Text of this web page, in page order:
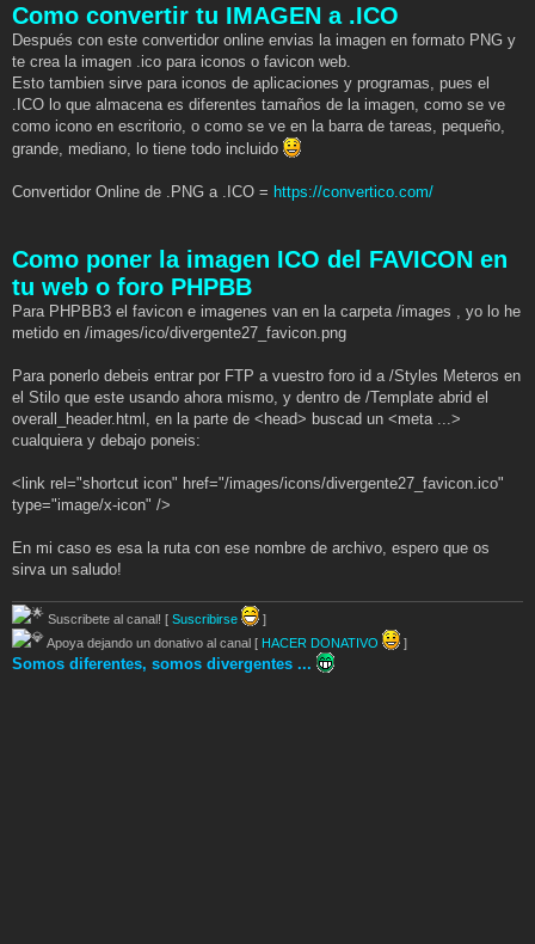
Como convertir tu IMAGEN a .ICO
Después con este convertidor online envias la imagen en formato PNG y
te crea la imagen .ico para iconos o favicon web.
Esto tambien sirve para iconos de aplicaciones y programas, pues el
.ICO lo que almacena es diferentes tamaños de la imagen, como se ve
como icono en escritorio, o como se ve en la barra de tareas, pequeño,
grande, mediano, lo tiene todo incluido
Convertidor Online de .PNG a .ICO = https://convertico.com/
Como poner la imagen ICO del FAVICON en
tu web o foro PHPBB
Para PHPBB3 el favicon e imagenes van en la carpeta /images , yo lo he
metido en /images/ico/divergente27_favicon.png
Para ponerlo debeis entrar por FTP a vuestro foro id a /Styles Meteros en
el Stilo que este usando ahora mismo, y dentro de /Template abrid el
overall_header.html, en la parte de <head> buscad un <meta ...>
cualquiera y debajo poneis:
<link rel="shortcut icon" href="/images/icons/divergente27_favicon.ico"
type="image/x-icon" />
En mi caso es esa la ruta con ese nombre de archivo, espero que os
sirva un saludo!
Suscribete al canal! [ Suscribirse
]
Apoya dejando un donativo al canal [ HACER DONATIVO ]
Somos diferentes, somos divergentes ...